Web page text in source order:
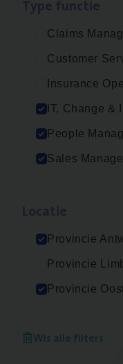
Claims
Customer
Insurance
IT, Change &
People
Sales
Provincie
Provincie
Provincie
Wis alle filters